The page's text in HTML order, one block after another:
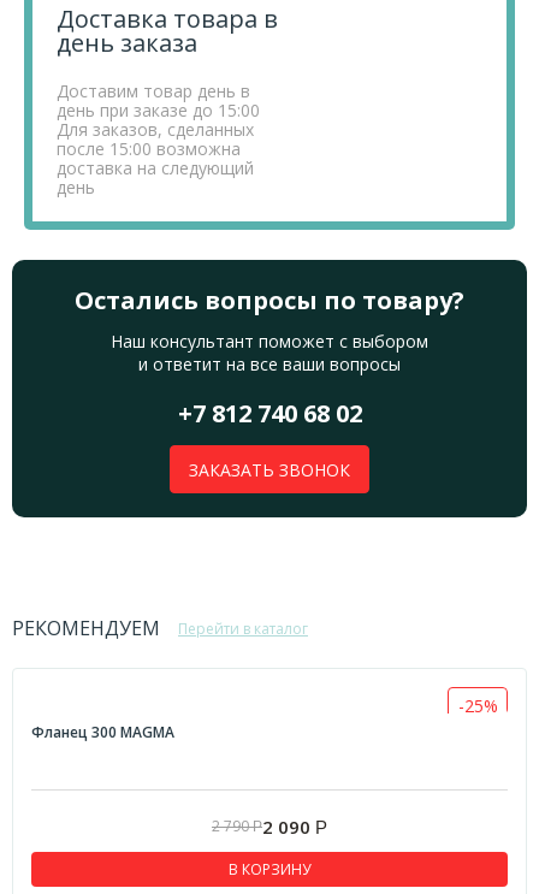
Доставка товара в
день заказа
Доставим товар день в
день при заказе до 15:00
Для заказов, сделанных
после 15:00 возможна
доставка на следующий
день
Остались вопросы по товару?
Наш консультант поможет с выбором
и ответит на все ваши вопросы
+7 812 740 68 02
ЗАКАЗАТЬ ЗВОНОК
РЕКОМЕНДУЕМ Перейти в каталог
-25%
Фланец 300 MAGMA
2 790Р2 090 Р
В КОРЗИНУ